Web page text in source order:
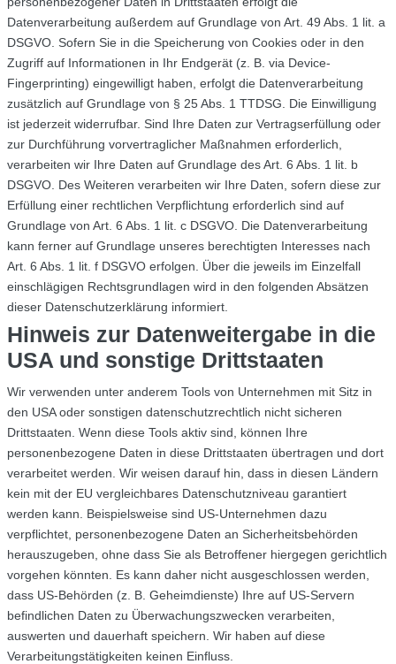
Datenverarbeitung außerdem auf Grundlage von Art. 49 Abs. 1 lit. a
DSGVO. Sofern Sie in die Speicherung von Cookies oder in den
Zugriff auf Informationen in Ihr Endgerät (z. B. via Device-
Fingerprinting) eingewilligt haben, erfolgt die Datenverarbeitung
zusätzlich auf Grundlage von § 25 Abs. 1 TTDSG. Die Einwilligung
ist jederzeit widerrufbar. Sind Ihre Daten zur Vertragserfüllung oder
zur Durchführung vorvertraglicher Maßnahmen erforderlich,
verarbeiten wir Ihre Daten auf Grundlage des Art. 6 Abs. 1 lit. b
DSGVO. Des Weiteren verarbeiten wir Ihre Daten, sofern diese zur
Erfüllung einer rechtlichen Verpflichtung erforderlich sind auf
Grundlage von Art. 6 Abs. 1 lit. c DSGVO. Die Datenverarbeitung
kann ferner auf Grundlage unseres berechtigten Interesses nach
Art. 6 Abs. 1 lit. f DSGVO erfolgen. Über die jeweils im Einzelfall
einschlägigen Rechtsgrundlagen wird in den folgenden Absätzen
dieser Datenschutzerklärung informiert.
Hinweis zur Datenweitergabe in die
USA und sonstige Drittstaaten
Wir verwenden unter anderem Tools von Unternehmen mit Sitz in
den USA oder sonstigen datenschutzrechtlich nicht sicheren
Drittstaaten. Wenn diese Tools aktiv sind, können Ihre
personenbezogene Daten in diese Drittstaaten übertragen und dort
verarbeitet werden. Wir weisen darauf hin, dass in diesen Ländern
kein mit der EU vergleichbares Datenschutzniveau garantiert
werden kann. Beispielsweise sind US-Unternehmen dazu
verpflichtet, personenbezogene Daten an Sicherheitsbehörden
herauszugeben, ohne dass Sie als Betroffener hiergegen gerichtlich
vorgehen könnten. Es kann daher nicht ausgeschlossen werden,
dass US-Behörden (z. B. Geheimdienste) Ihre auf US-Servern
befindlichen Daten zu Überwachungszwecken verarbeiten,
auswerten und dauerhaft speichern. Wir haben auf diese
Verarbeitungstätigkeiten keinen Einfluss.